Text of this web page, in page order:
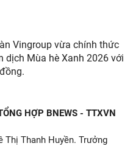
Vingroup vừa chính thức
dịch Mùa hè Xanh 2026 với
HỢP BNEWS - TTXVN
Thanh Huyền. Trưởng